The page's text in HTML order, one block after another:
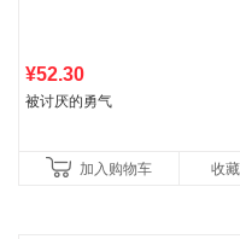
¥52.30
被讨厌的勇气
加入购物车 收藏